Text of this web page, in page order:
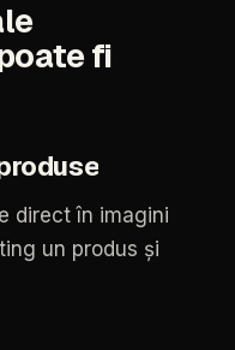
fi
direct în imagini
un produs și